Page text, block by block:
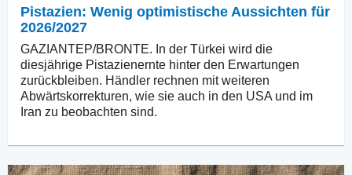
Pistazien: Wenig optimistische Aussichten für
2026/2027
GAZIANTEP/BRONTE. In der Türkei wird die
diesjährige Pistazienernte hinter den Erwartungen
zurückbleiben. Händler rechnen mit weiteren
Abwärtskorrekturen, wie sie auch in den USA und im
Iran zu beobachten sind.